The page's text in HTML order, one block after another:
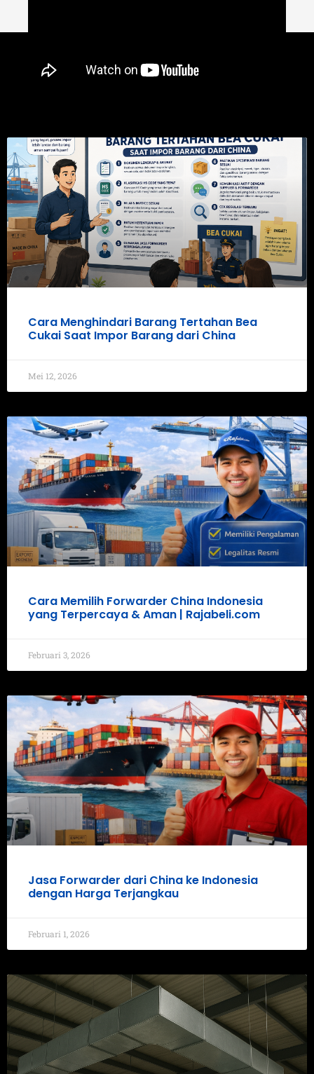
Cara Menghindari Barang Tertahan Bea
Cukai Saat Impor Barang dari China
Mei 12, 2026
Cara Memilih Forwarder China Indonesia
yang Terpercaya & Aman | Rajabeli.com
Februari 3, 2026
Jasa Forwarder dari China ke Indonesia
dengan Harga Terjangkau
Februari 1, 2026